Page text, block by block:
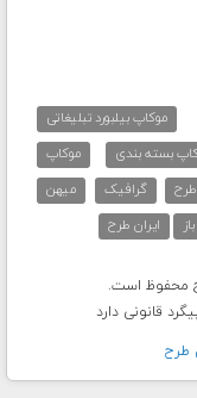
موکاپ بیلبورد تبلیغاتی
بسته بندی
موکاپ
گرافیک
میهن
ایران طرح
قانونی دارد
طرح